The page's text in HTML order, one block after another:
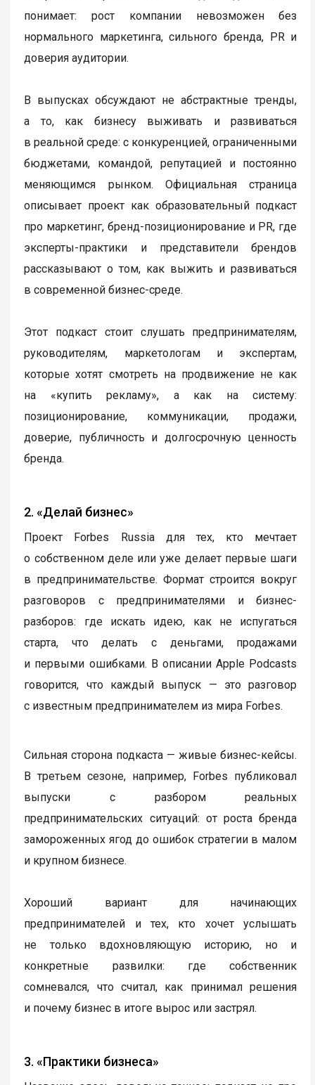
понимает: рост компании невозможен без
нормального маркетинга, сильного бренда, PR и
доверия аудитории.
В выпусках обсуждают не абстрактные тренды,
а то, как бизнесу выживать и развиваться
в реальной среде: с конкуренцией, ограниченными
бюджетами, командой, репутацией и постоянно
меняющимся рынком. Официальная страница
описывает проект как образовательный подкаст
про маркетинг, бренд-позиционирование и PR, где
эксперты-практики и представители брендов
рассказывают о том, как выжить и развиваться
в современной бизнес-среде.
Этот подкаст стоит слушать предпринимателям,
руководителям, маркетологам и экспертам,
которые хотят смотреть на продвижение не как
на «купить рекламу», а как на систему:
позиционирование, коммуникации, продажи,
доверие, публичность и долгосрочную ценность
бренда.
2. «Делай бизнес»
Проект Forbes Russia для тех, кто мечтает
о собственном деле или уже делает первые шаги
в предпринимательстве. Формат строится вокруг
разговоров с предпринимателями и бизнес-
разборов: где искать идею, как не испугаться
старта, что делать с деньгами, продажами
и первыми ошибками. В описании Apple Podcasts
говорится, что каждый выпуск — это разговор
с известным предпринимателем из мира Forbes.
Сильная сторона подкаста — живые бизнес-кейсы.
В третьем сезоне, например, Forbes публиковал
выпуски с разбором реальных
предпринимательских ситуаций: от роста бренда
замороженных ягод до ошибок стратегии в малом
и крупном бизнесе.
Хороший вариант для начинающих
предпринимателей и тех, кто хочет услышать
не только вдохновляющую историю, но и
конкретные развилки: где собственник
сомневался, что считал, как принимал решения
и почему бизнес в итоге вырос или застрял.
3. «Практики бизнеса»